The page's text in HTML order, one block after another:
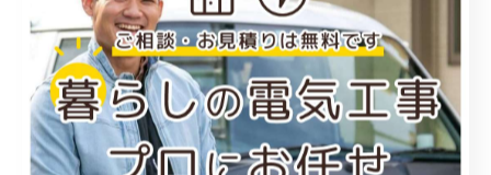
お得情報
コラム
プライベート